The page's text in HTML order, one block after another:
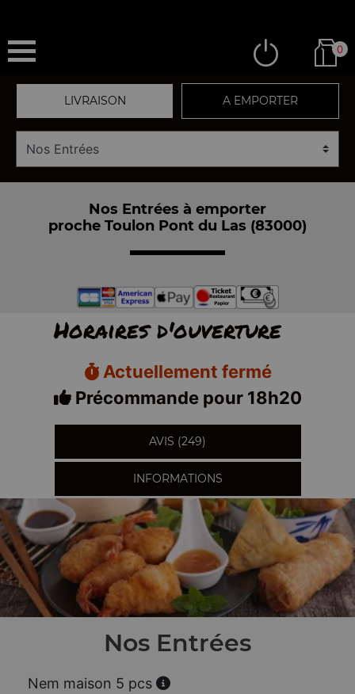
0
LIVRAISON A EMPORTER
Nos Entrées à emporter
proche Toulon Pont du Las (83000)
Horaires d'ouverture
Actuellement fermé
Précommande pour 18h20
AVIS (249)
INFORMATIONS
Nos Entrées
Nem maison 5 pcs